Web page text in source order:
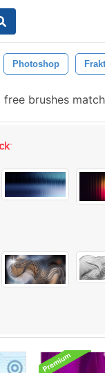
Photoshop
free brushes